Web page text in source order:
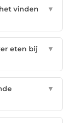
vinden
▼
eten bij
▼
▼